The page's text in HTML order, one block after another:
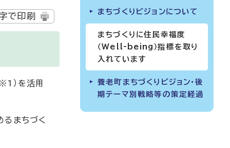
で印刷
）を活用
まちづく
まちづくりビジョンについて
まちづくりに住民幸福度
（Well-being）指標を取り
入れています
養老町まちづくりビジョン・後
期テーマ別戦略等の策定経過